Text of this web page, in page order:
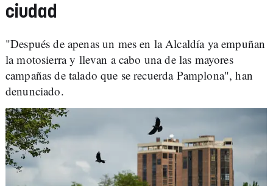
ciudad
"Después de apenas un mes en la Alcaldía ya empuñan
la motosierra y llevan a cabo una de las mayores
campañas de talado que se recuerda Pamplona", han
denunciado.